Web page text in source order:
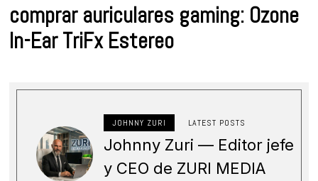
comprar auriculares gaming: Ozone
In-Ear TriFx Estereo
JOHNNY ZURI LATEST POSTS
Johnny Zuri — Editor jefe
y CEO de ZURI MEDIA